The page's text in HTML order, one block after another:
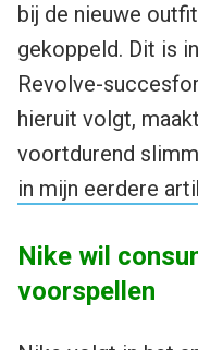
bij de nieuwe
gekoppeld. Dit is
Revolve-
hieruit volgt,
voortdurend
in mijn eerdere
Nike wil
voorspellen